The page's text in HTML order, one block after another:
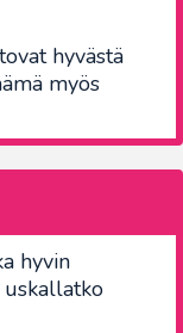
hyvästä
myös
hyvin
uskallatko